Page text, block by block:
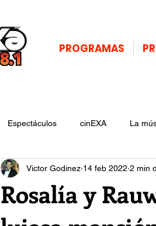
PROGRAMAS
Espectáculos cinEXA La
Rosalía y
Victor Godinez 14 feb 2022 2 min